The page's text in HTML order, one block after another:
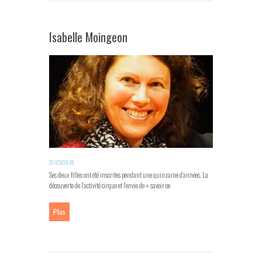
Isabelle Moingeon
27/03/2018
Ses deux filles ont été inscrites pendant une quinzaine d’années. La
découverte de l’activité cirque et l’envie de « savoir ce
Plus